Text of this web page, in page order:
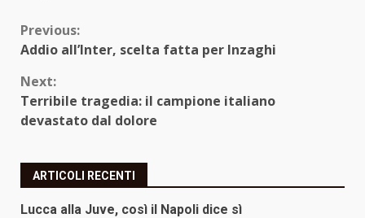
Continue
Previous:
Addio all’Inter, scelta fatta per Inzaghi
Next:
Terribile tragedia: il campione italiano
devastato dal dolore
ARTICOLI RECENTI
Lucca alla Juve, così il Napoli dice sì